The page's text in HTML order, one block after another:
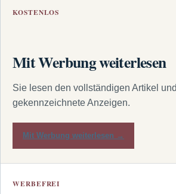
KOSTENLOS
Mit Werbung weiterlesen
Sie lesen den vollständigen Artikel
gekennzeichnete Anzeigen.
Mit Werbung weiterlesen →
WERBEFREI